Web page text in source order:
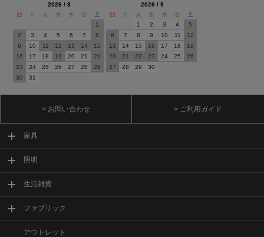
2026 / 8
日
月 火 水 木 金
土
1
2
3 4 5 6 7
8
9
10 11 12 13 14
15
16
17 18 19 20 21
22
23
24 25 26 27 28
29
30
31
2026 / 9
日
月 火 水 木 金
土
1
2 3 4
5
6
7 8 9 10 11
12
13
14 15 16 17 18
19
20
21 22 23 24 25
26
27
28 29 30
> お問い合わせ > ご利用ガイド
家具
照明
生活雑貨
ファブリック
アウトレット